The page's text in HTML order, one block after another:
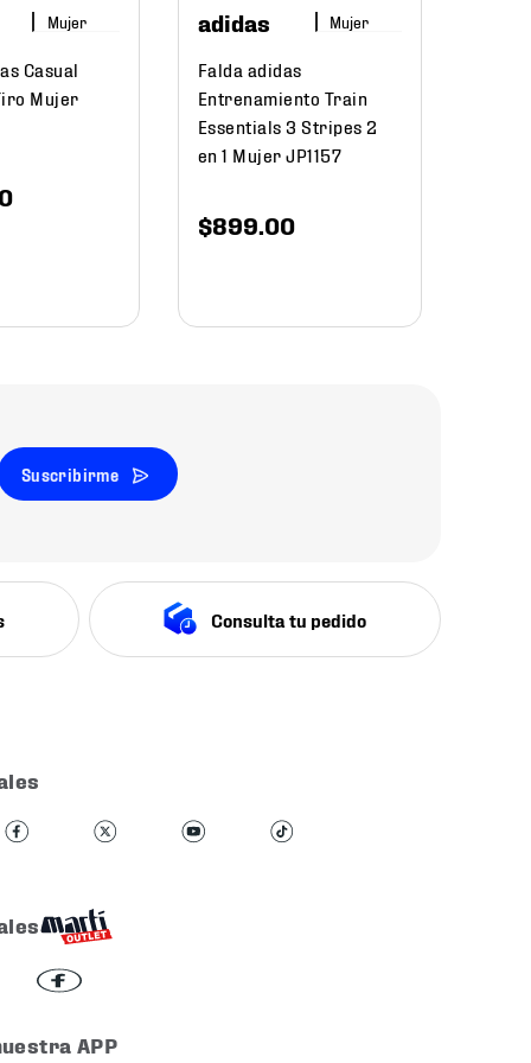
Mujer
Casual
Mujer
adidas Mujer
Falda adidas
Entrenamiento Train
Essentials 3 Stripes 2
en 1 Mujer JP1157
$899.00
Suscribirme
Consulta tu pedido
APP